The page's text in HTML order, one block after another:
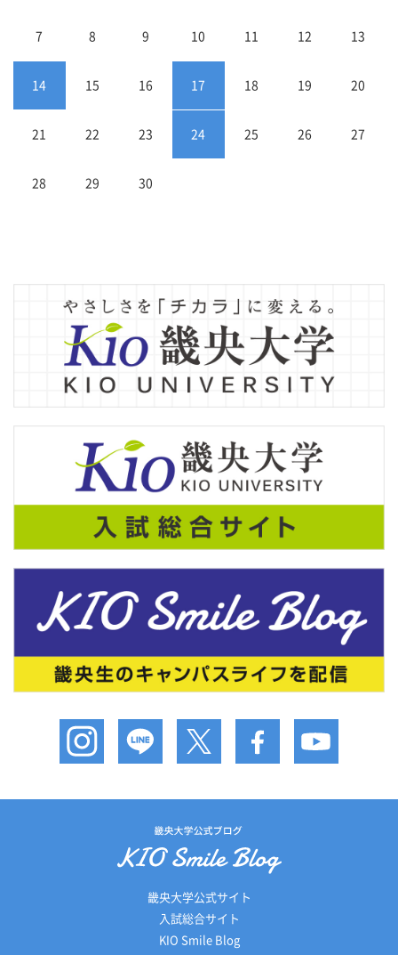
7 8 9 10 11 12 13
14 15 16 17 18 19 20
21 22 23 24 25 26 27
28 29 30
畿央大学公式サイト
入試総合サイト
KIO Smile Blog